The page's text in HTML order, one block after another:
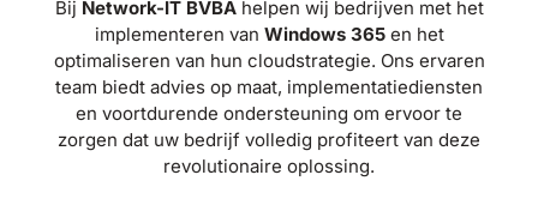
Bij Network-IT BVBAhelpen wij bedrijven met het
implementeren van Windows 365en het
optimaliseren van hun cloudstrategie. Ons ervaren
team biedt advies op maat, implementatiediensten
en voortdurende ondersteuning om ervoor te
zorgen dat uw bedrijf volledig profiteert van deze
revolutionaire oplossing.